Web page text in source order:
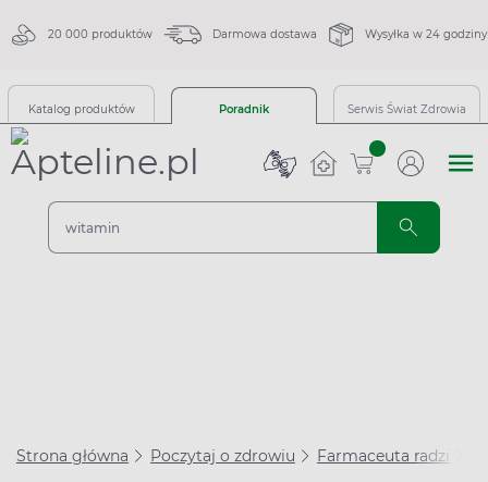
20 000 produktów Darmowa dostawa Wysyłka w 24 godziny
Katalog produktów Poradnik Serwis Świat Zdrowia
sztuk
Strona główna Poczytaj o zdrowiu Farmaceuta radzi